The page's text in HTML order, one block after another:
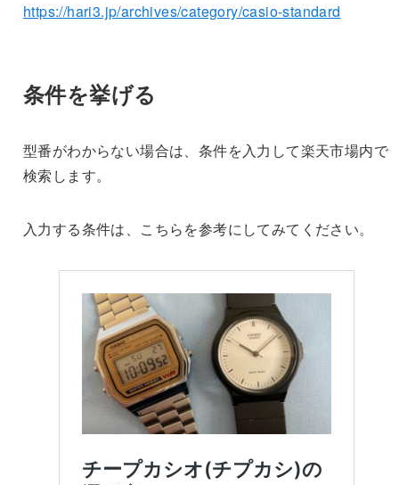
https://hari3.jp/archives/category/casio-standard
条件を挙げる
型番がわからない場合は、条件を入力して楽天市場内で
検索します。
入力する条件は、こちらを参考にしてみてください。